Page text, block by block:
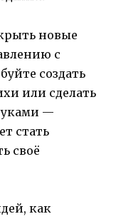
новые
с
создать
или сделать
—
стать
своё
как